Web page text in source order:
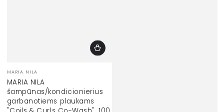
Prekinis
ženklas:
MARIA NILA
MARIA NILA
šampūnas/kondicionierius
garbanotiems plaukams